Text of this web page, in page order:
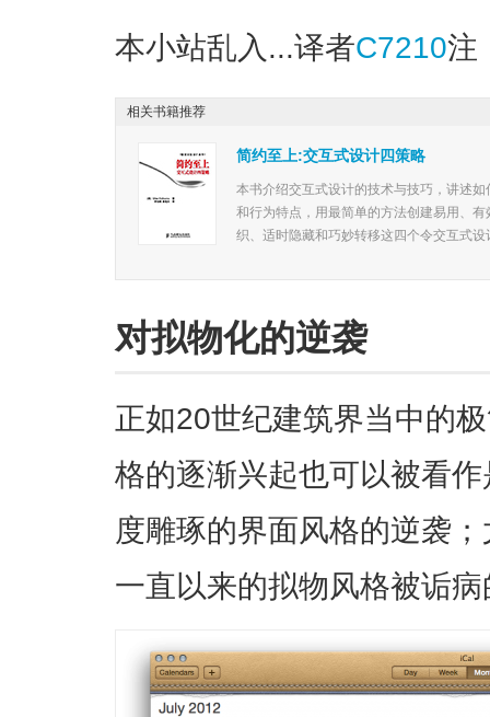
本小站乱入...译者C7210注
简约至上:交互式设计四策略
本书介绍交互式设计的技术与技巧，讲述
和行为特点，用最简单的方法创建易用、
织、适时隐藏和巧妙转移这四个令交互式
相关书籍推荐
对拟物化的逆袭
正如20世纪建筑界当中的
格的逐渐兴起也可以被看
度雕琢的界面风格的逆袭
一直以来的拟物风格被诟